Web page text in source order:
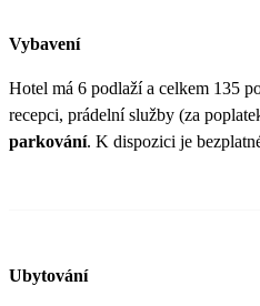
Vybavení
Hotel má 6 podlaží a celkem 135
recepci, prádelní služby (za
parkování. K dispozici je
Ubytování